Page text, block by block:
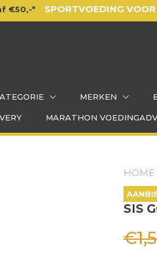
€50,-* SPORTVOEDING
MERKEN
MARATHON
HOME
SIS
€